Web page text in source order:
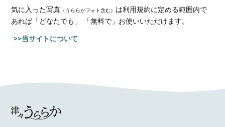
気に入った写真 （うららかフォト含む） は利用規約に定める範囲内で
あれば「どなたでも」 「無料で」お使いいただけます。
>>当サイトについて